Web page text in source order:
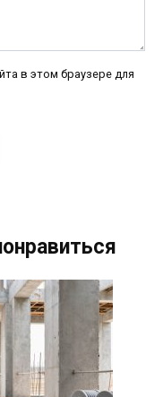
в этом браузере для